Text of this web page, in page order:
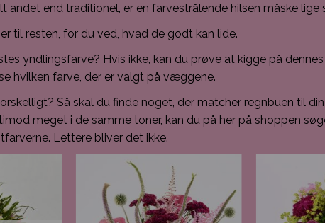
andet end traditionel, er en farvestrålende hilsen måske lige
til resten, for du ved, hvad de godt kan lide.
yndlingsfarve? Hvis ikke, kan du prøve at kigge på
hvilken farve, der er valgt på væggene.
Så skal du finde noget, der matcher regnbuen til
meget i de samme toner, kan du på her på shoppen
Lettere bliver det ikke.